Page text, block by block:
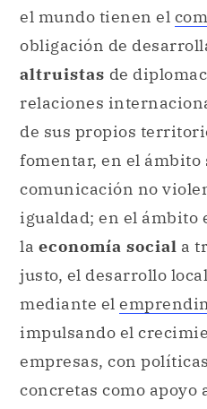
el mundo tienen el
obligación de
altruistas de
relaciones
de sus propios
fomentar, en el ámbito
comunicación no
igualdad; en el ámbito
la economía social a
justo, el desarrollo
mediante el
impulsando el
empresas, con
concretas como apoyo